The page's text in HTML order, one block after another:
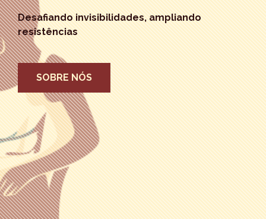
Desafiando invisibilidades, ampliando
resistências
SOBRE NÓS